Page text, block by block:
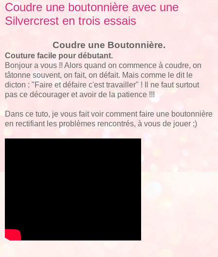
Coudre une boutonnière avec une
Silvercrest en trois essais
Coudre une Boutonnière.
Couture facile pour débutant.
Bonjour a vous !! Alors quand on commence à coudre, on
tâtonne souvent, on fait, on défait. Mais comme le dit le
dicton : "Faire et défaire c'est travailler" ! Il ne faut surtout
pas ce décourager et avoir de la patience !!!
Dans ce tuto, je vous fait voir comment faire une boutonnière
en rectifiant les problèmes rencontrés, à vous de jouer ;)